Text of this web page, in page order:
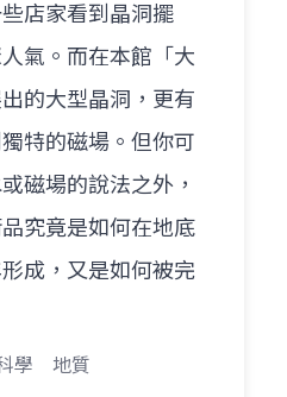
店家看到晶洞擺
氣。而在本館「大
的大型晶洞，更有
特的磁場。但你可
磁場的說法之外，
究竟是如何在地底
成，又是如何被完
學 地質